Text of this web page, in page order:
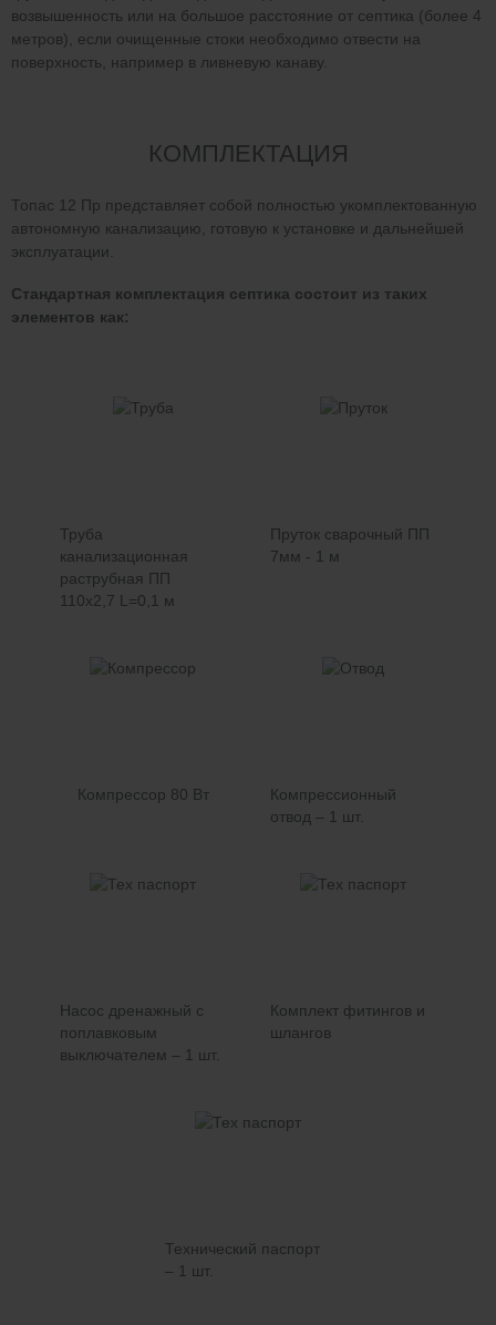
возвышенность или на большое расстояние от септика (более 4
метров), если очищенные стоки необходимо отвести на
поверхность, например в ливневую канаву.
КОМПЛЕКТАЦИЯ
Топас 12 Пр представляет собой полностью укомплектованную
автономную канализацию, готовую к установке и дальнейшей
эксплуатации.
Стандартная комплектация септика состоит из таких
элементов как:
Труба
канализационная
раструбная ПП
110х2,7 L=0,1 м
Пруток сварочный ПП
7мм - 1 м
Компрессор 80 Вт
Компрессионный
отвод – 1 шт.
Насос дренажный с
поплавковым
выключателем – 1 шт.
Комплект фитингов и
шлангов
Технический паспорт
– 1 шт.